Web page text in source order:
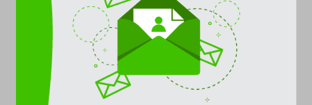
τους.
ΣΧΕΤΙΚΑ ΠΡΟΪΟΝΤΑ